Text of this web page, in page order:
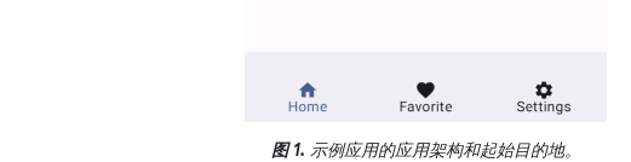
图 1. 示例应用的应用架构和起始目的地。